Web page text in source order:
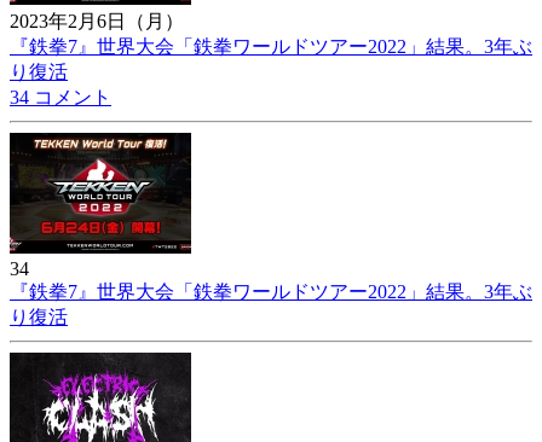
2023年2月6日（月）
『鉄拳7』世界大会「鉄拳ワールドツアー2022」結果。3年ぶ
り復活
34 コメント
34
『鉄拳7』世界大会「鉄拳ワールドツアー2022」結果。3年ぶ
り復活